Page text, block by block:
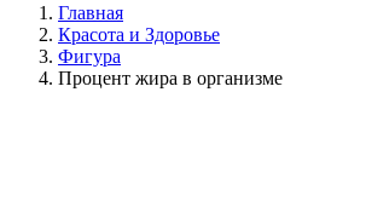
Главная
Красота и Здоровье
Фигура
Процент жира в организме